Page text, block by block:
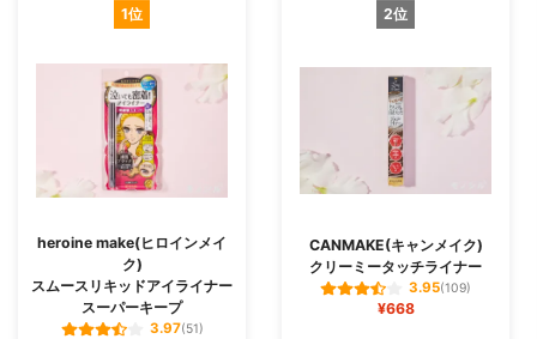
1位
heroine make(ヒロインメイ
ク)
スムースリキッドアイライナー
スーパーキープ
3.97(51)
2位
CANMAKE(キャンメイク)
クリーミータッチライナー
3.95(109)
¥668